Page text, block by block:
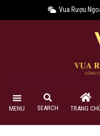
Vua Rượu
MENU SEARCH TRANG